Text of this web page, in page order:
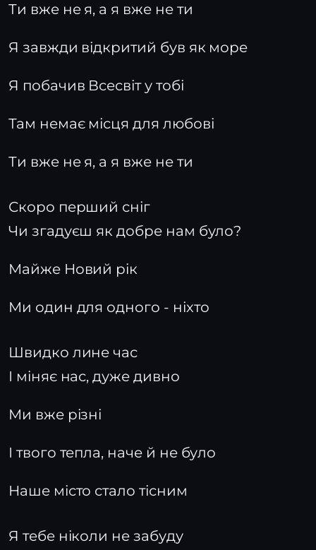
Ти вже не я, а я вже не ти
Я завжди відкритий був як море
Я побачив Всесвіт у тобі
Там немає місця для любові
Ти вже не я, а я вже не ти
Скоро перший сніг
Чи згадуєш як добре нам було?
Майже Новий рік
Ми один для одного - ніхто
Швидко лине час
І міняє нас, дуже дивно
Ми вже різні
І твого тепла, наче й не було
Наше місто стало тісним
Я тебе ніколи не забуду